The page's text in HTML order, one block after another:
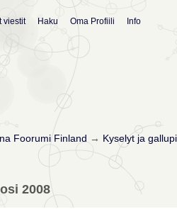
viestit Haku Oma Profiili Info
Foorumi Finland → Kyselyt ja
2008